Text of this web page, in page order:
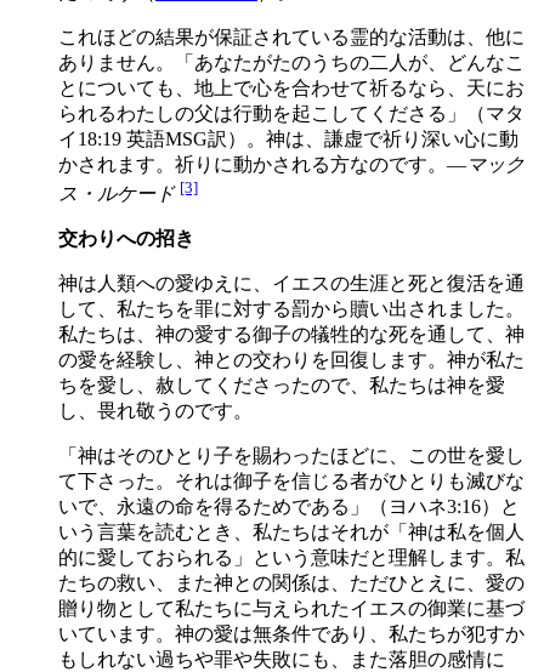
これほどの結果が保証されている霊的な活動は、他に
ありません。「あなたがたのうちの二人が、どんなこ
とについても、地上で心を合わせて祈るなら、天にお
られるわたしの父は行動を起こしてくださる」（マタ
イ18:19 英語MSG訳）。神は、謙虚で祈り深い心に動
かされます。祈りに動かされる方なのです。—マック
ス・ルケード [3]
交わりへの招き
神は人類への愛ゆえに、イエスの生涯と死と復活を通
して、私たちを罪に対する罰から贖い出されました。
私たちは、神の愛する御子の犠牲的な死を通して、神
の愛を経験し、神との交わりを回復します。神が私た
ちを愛し、赦してくださったので、私たちは神を愛
し、畏れ敬うのです。
「神はそのひとり子を賜わったほどに、この世を愛し
て下さった。それは御子を信じる者がひとりも滅びな
いで、永遠の命を得るためである」（ヨハネ3:16）と
いう言葉を読むとき、私たちはそれが「神は私を個人
的に愛しておられる」という意味だと理解します。私
たちの救い、また神との関係は、ただひとえに、愛の
贈り物として私たちに与えられたイエスの御業に基づ
いています。神の愛は無条件であり、私たちが犯すか
もしれない過ちや罪や失敗にも、また落胆の感情に